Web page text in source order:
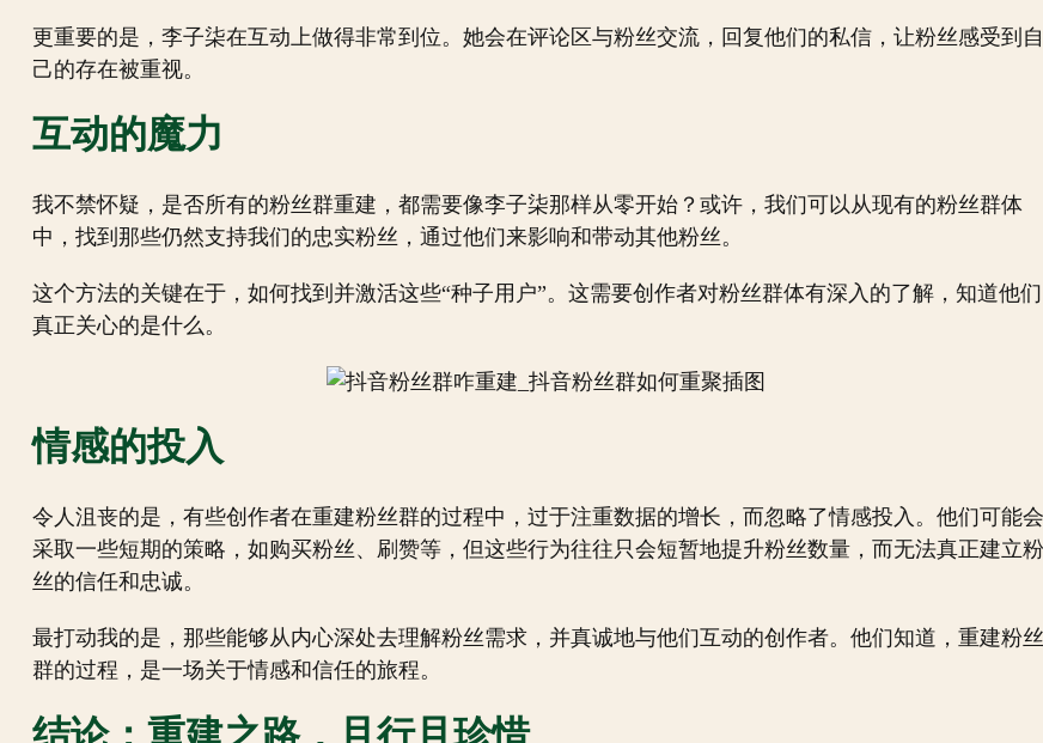
更重要的是，李子柒在互动上做得非常到位。她会在评论区与粉丝交流，回复他们的私信，让粉丝感受到自
己的存在被重视。
互动的魔力
我不禁怀疑，是否所有的粉丝群重建，都需要像李子柒那样从零开始？或许，我们可以从现有的粉丝群体
中，找到那些仍然支持我们的忠实粉丝，通过他们来影响和带动其他粉丝。
这个方法的关键在于，如何找到并激活这些“种子用户”。这需要创作者对粉丝群体有深入的了解，知道他们
真正关心的是什么。
情感的投入
令人沮丧的是，有些创作者在重建粉丝群的过程中，过于注重数据的增长，而忽略了情感投入。他们可能会
采取一些短期的策略，如购买粉丝、刷赞等，但这些行为往往只会短暂地提升粉丝数量，而无法真正建立粉
丝的信任和忠诚。
最打动我的是，那些能够从内心深处去理解粉丝需求，并真诚地与他们互动的创作者。他们知道，重建粉丝
群的过程，是一场关于情感和信任的旅程。
结论：重建之路，且行且珍惜